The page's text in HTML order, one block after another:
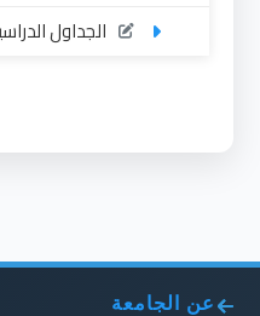
الجداول
عن الجامعة